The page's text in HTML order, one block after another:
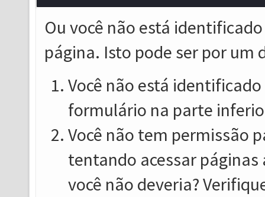
Ou você não está
página. Isto pode ser por um
Você não está
formulário na parte
Você não tem permissão
tentando acessar
você não deveria?